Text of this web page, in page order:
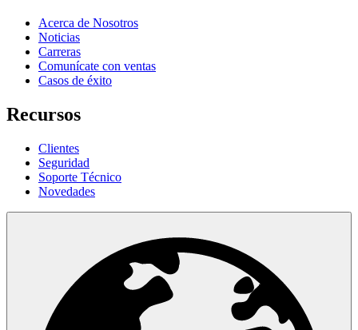
Acerca de Nosotros
Noticias
Carreras
Comunícate con ventas
Casos de éxito
Recursos
Clientes
Seguridad
Soporte Técnico
Novedades